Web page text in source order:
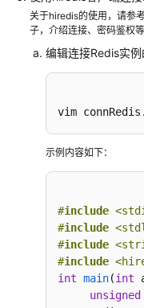
访
问
控
户
端
接
Redis
Redis-
cli
关于hiredis的使用，请参
子，介绍连接、密码鉴权等
编辑连接Redis实例
vim
示例内容如下：
#include
#include
#include
#include
int main(int
unsigned